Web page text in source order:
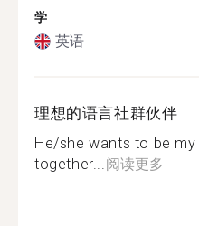
学
英语
理想的语言社群伙伴
He/she wants to be
together...阅读更多